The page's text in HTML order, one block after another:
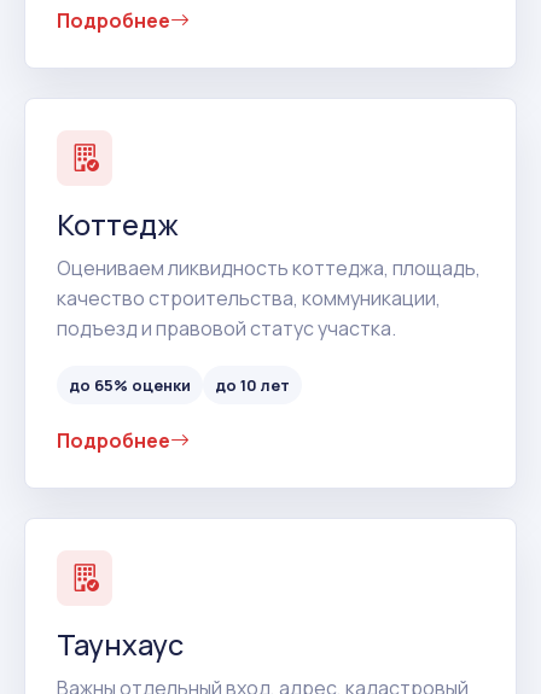
Подробнее
Коттедж
Оцениваем ликвидность коттеджа, площадь,
качество строительства, коммуникации,
подъезд и правовой статус участка.
до 65% оценки до 10 лет
Подробнее
Таунхаус
Важны отдельный вход, адрес, кадастровый